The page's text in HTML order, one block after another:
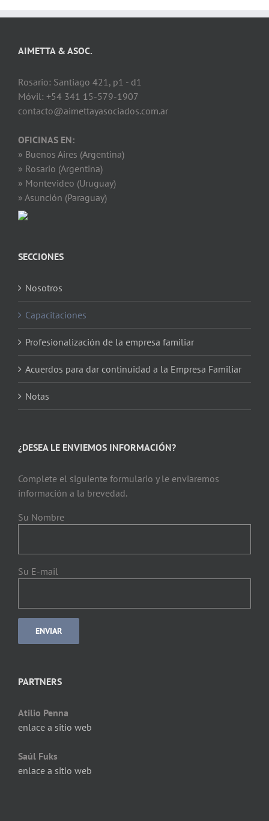
AIMETTA & ASOC.
Rosario: Santiago 421, p1 - d1
Móvil: +54 341 15-579-1907
contacto@aimettayasociados.com.ar
OFICINAS EN:
» Buenos Aires (Argentina)
» Rosario (Argentina)
» Montevideo (Uruguay)
» Asunción (Paraguay)
SECCIONES
Nosotros
Capacitaciones
Profesionalización de la empresa familiar
Acuerdos para dar continuidad a la Empresa Familiar
Notas
¿DESEA LE ENVIEMOS INFORMACIÓN?
Complete el siguiente formulario y le enviaremos
información a la brevedad.
Su Nombre
Su E-mail
PARTNERS
Atilio Penna
enlace a sitio web
Saúl Fuks
enlace a sitio web